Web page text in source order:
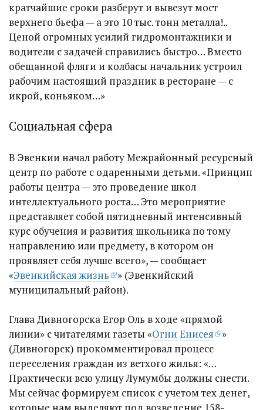
кратчайшие сроки разберут и вывезут мост
верхнего бьефа — а это 10 тыс. тонн металла!..
Ценой огромных усилий гидромонтажники и
водители с задачей справились быстро… Вместо
обещанной фляги и колбасы начальник устроил
рабочим настоящий праздник в ресторане — с
икрой, коньяком…»
Социальная сфера
В Эвенкии начал работу Межрайонный ресурсный
центр по работе с одаренными детьми. «Принцип
работы центра — это проведение школ
интеллектуального роста… Это мероприятие
представляет собой пятидневный интенсивный
курс обучения и развития школьника по тому
направлению или предмету, в котором он
проявляет себя лучше всего», — сообщает
«Эвенкийская жизнь
» (Эвенкийский
муниципальный район).
Глава Дивногорска Егор Оль в ходе «прямой
линии» с читателями газеты «Огни Енисея
»
(Дивногорск) прокомментировал процесс
переселения граждан из ветхого жилья: «…
Практически всю улицу Лумумбы должны снести.
Мы сейчас формируем список с учетом тех денег,